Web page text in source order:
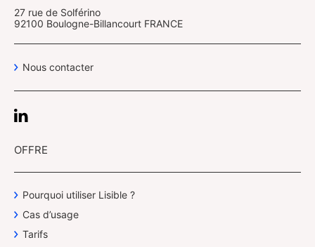
27 rue de Solférino
92100 Boulogne-Billancourt FRANCE
Nous contacter
OFFRE
Pourquoi utiliser Lisible ?
Cas d’usage
Tarifs